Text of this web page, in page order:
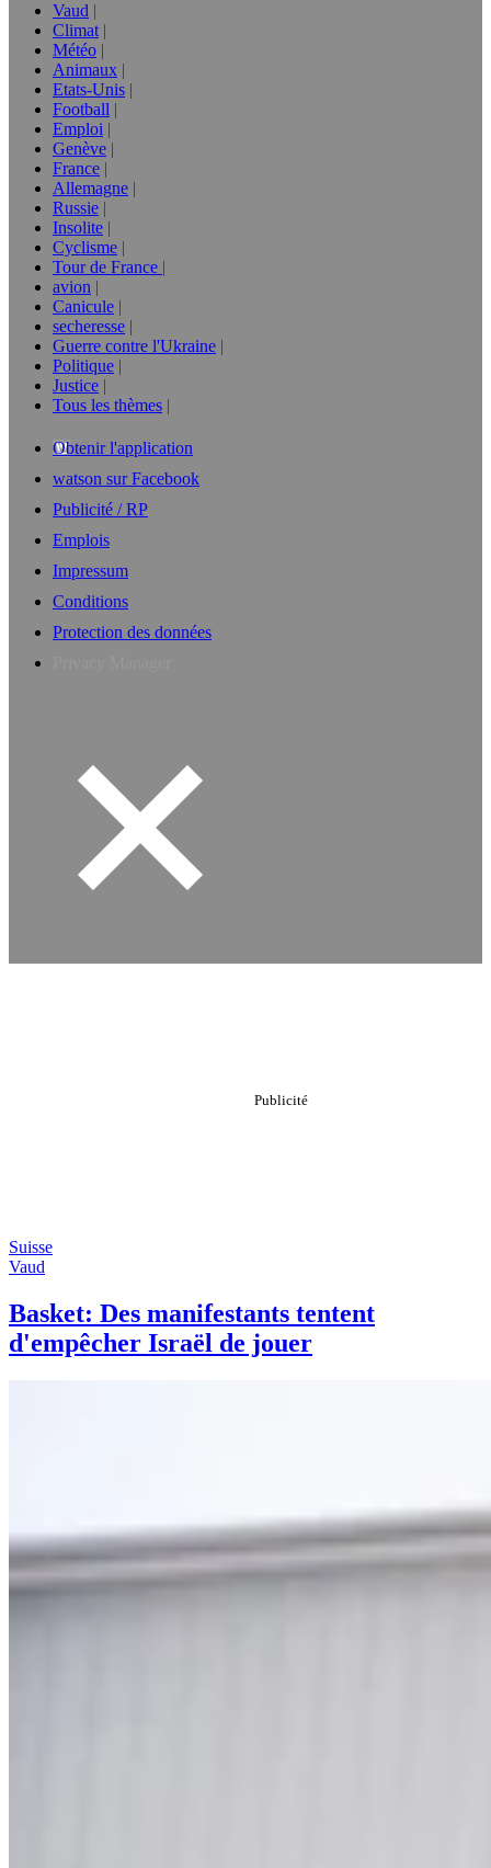
Vaud
Climat
Météo
Animaux
Etats-Unis
Football
Emploi
Genève
France
Allemagne
Russie
Insolite
Cyclisme
Tour de France
avion
Canicule
secheresse
Guerre contre l'Ukraine
Politique
Justice
Tous les thèmes
Obtenir l'application
watson sur Facebook
Publicité / RP
Emplois
Impressum
Conditions
Protection des données
Suisse
Vaud
Basket: Des manifestants tentent
d'empêcher Israël de jouer